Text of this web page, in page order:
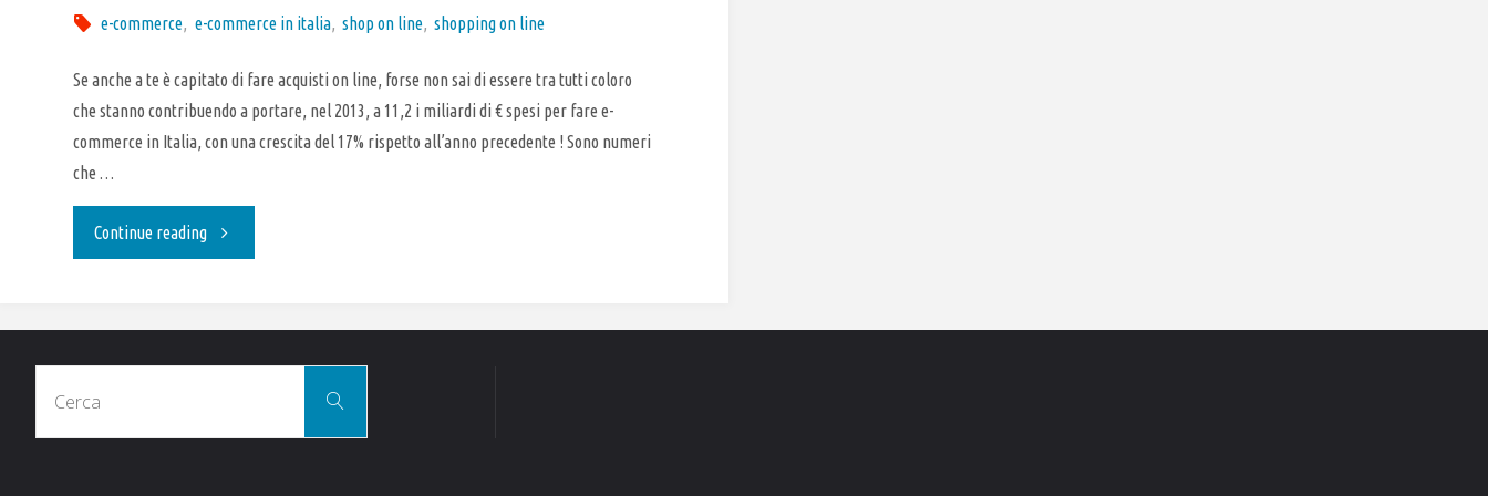
e-commerce, e-commerce in italia, shop on line, shopping on line
Se anche a te è capitato di fare acquisti on line, forse non sai di essere tra tutti coloro
che stanno contribuendo a portare, nel 2013, a 11,2 i miliardi di € spesi per fare e-
commerce in Italia, con una crescita del 17% rispetto all’anno precedente ! Sono numeri
che …
Continue reading"E-
fenomeno
Cerca